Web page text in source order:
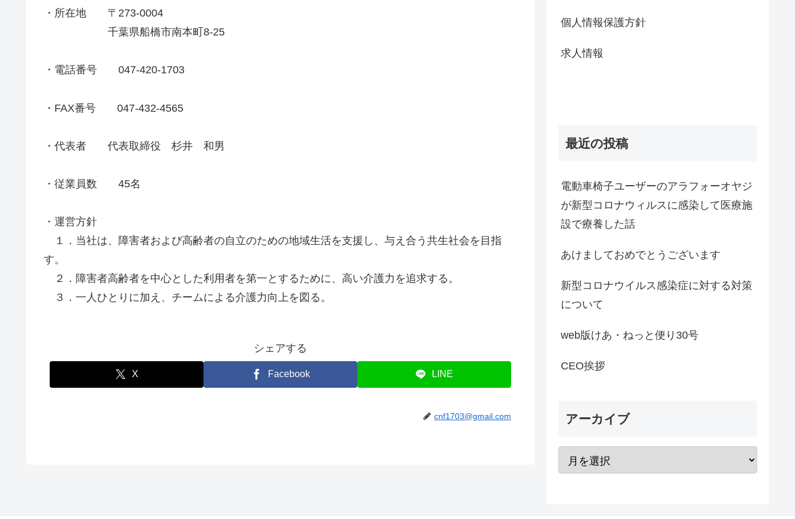
・所在地 〒273-0004
千葉県船橋市南本町8-25
・電話番号 047-420-1703
・FAX番号 047-432-4565
・代表者 代表取締役 杉井 和男
・従業員数 45名
・運営方針
１．当社は、障害者および高齢者の自立のための地域生活を支援し、与え合う共生社会を目指
す。
２．障害者高齢者を中心とした利用者を第一とするために、高い介護力を追求する。
３．一人ひとりに加え、チームによる介護力向上を図る。
シェアする
X Facebook LINE
cnf1703@gmail.com
個人情報保護方針
求人情報
最近の投稿
電動車椅子ユーザーのアラフォーオヤジ
が新型コロナウィルスに感染して医療施
設で療養した話
あけましておめでとうございます
新型コロナウイルス感染症に対する対策
について
web版けあ・ねっと便り30号
CEO挨拶
アーカイブ